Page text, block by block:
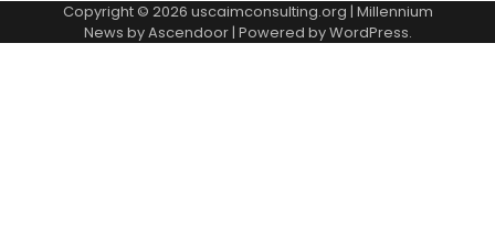
Copyright © 2026 uscaimconsulting.org | Millennium
News byAscendoor| Powered byWordPress.